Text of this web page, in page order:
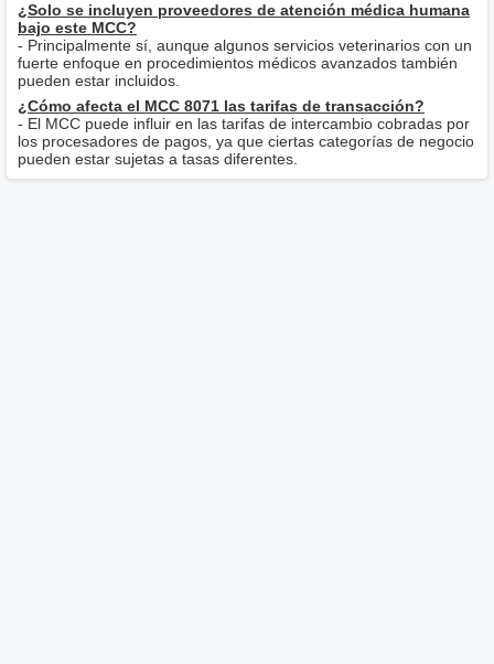
¿Solo se incluyen proveedores de atención médica humana
bajo este MCC?
- Principalmente sí, aunque algunos servicios veterinarios con un
fuerte enfoque en procedimientos médicos avanzados también
pueden estar incluidos.
¿Cómo afecta el MCC 8071 las tarifas de transacción?
- El MCC puede influir en las tarifas de intercambio cobradas por
los procesadores de pagos, ya que ciertas categorías de negocio
pueden estar sujetas a tasas diferentes.